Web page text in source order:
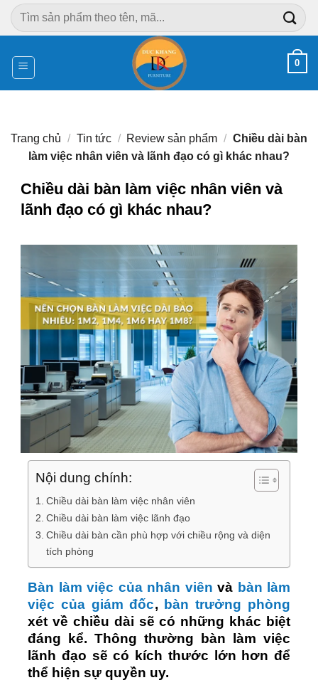
Chuyển
đến
dung
Tìm
kiếm:
0
Trang chủ / Tin tức / Review sản phẩm / Chiều dài bàn
làm việc nhân viên và lãnh đạo có gì khác nhau?
Chiều dài bàn làm việc nhân viên và
lãnh đạo có gì khác nhau?
Nội dung chính:
Chiều dài bàn làm việc nhân viên
Chiều dài bàn làm việc lãnh đạo
Chiều dài bàn cần phù hợp với chiều rộng và diện
tích phòng
Bàn làm việc của nhân viên và bàn làm
việc của giám đốc, bàn trưởng phòng
xét về chiều dài sẽ có những khác biệt
đáng kể. Thông thường bàn làm việc
lãnh đạo sẽ có kích thước lớn hơn để
thể hiện sự quyền uy.